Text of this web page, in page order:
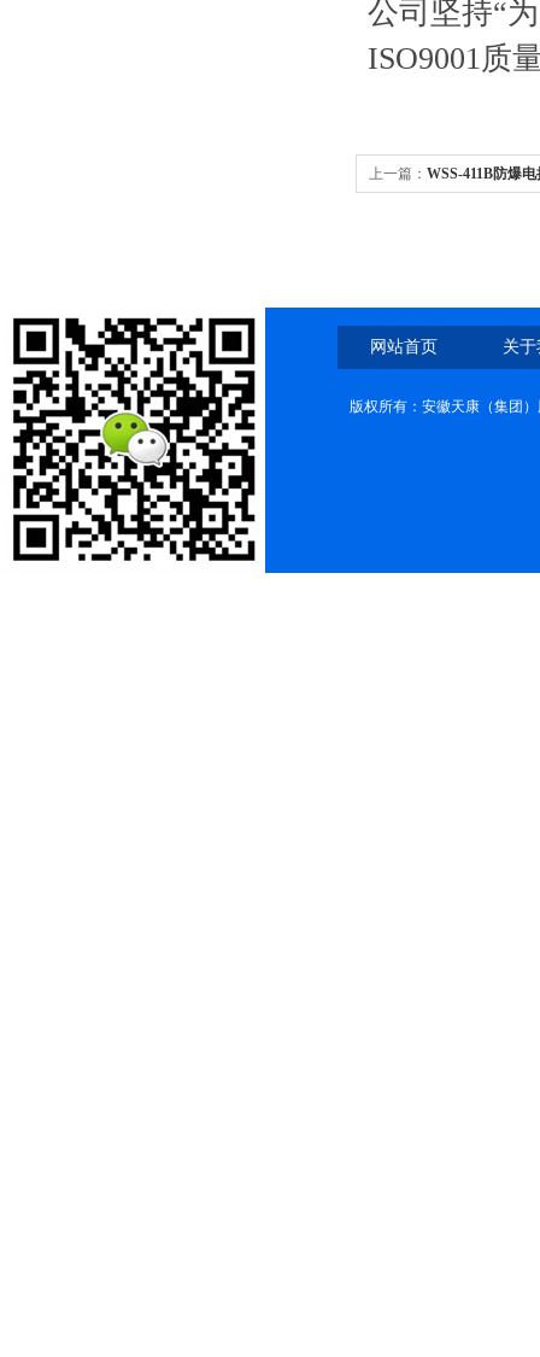
公司坚持“
ISO9001质
上一篇： WSS-411B防爆
网站首页 关
版权所有：安徽天康（集团